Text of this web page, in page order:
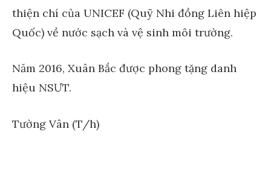
thiện chí của UNICEF (Quỹ Nhi đồng Liên hiệp
Quốc) về nước sạch và vệ sinh môi trường.
Năm 2016, Xuân Bắc được phong tặng danh
hiệu NSƯT.
Tường Vân (T/h)